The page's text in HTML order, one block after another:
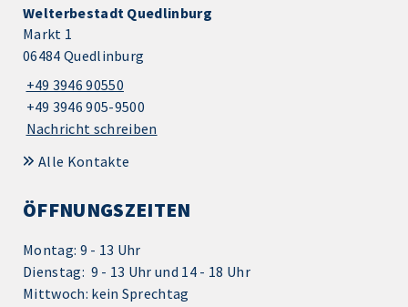
Welterbestadt Quedlinburg
Markt 1
06484 Quedlinburg
+49 3946 90550
+49 3946 905-9500
Nachricht schreiben
Alle Kontakte
ÖFFNUNGSZEITEN
Montag: 9 - 13 Uhr
Dienstag: 9 - 13 Uhr und 14 - 18 Uhr
Mittwoch: kein Sprechtag